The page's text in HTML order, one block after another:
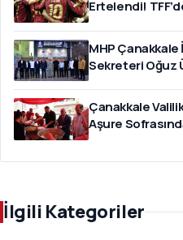
Ertelendi!
MHP
Sekreteri Oğuz
Çanakkale
Aşure
İlgili Kategoriler